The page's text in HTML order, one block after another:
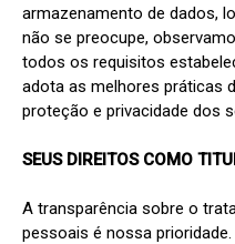
armazenamento de dados,
não se preocupe,
todos os requisitos
adota as melhores práticas
proteção e privacidade dos
SEUS DIREITOS COMO
A transparência sobre o
pessoais é nossa